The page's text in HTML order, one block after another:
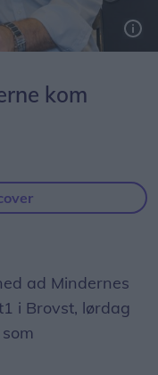
kom
ad Mindernes
i Brovst, lørdag